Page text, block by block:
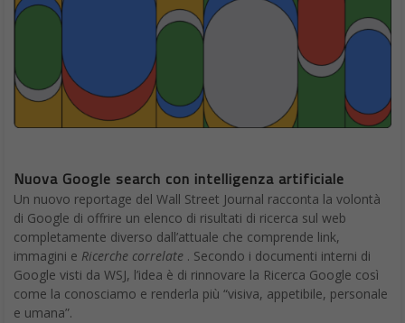
Nuova Google search con intelligenza artificiale
Un nuovo reportage del Wall Street Journal racconta la volontà
di Google di offrire un elenco di risultati di ricerca sul web
completamente diverso dall’attuale che comprende link,
immagini e Ricerche correlate . Secondo i documenti interni di
Google visti da WSJ, l’idea è di rinnovare la Ricerca Google così
come la conosciamo e renderla più “visiva, appetibile, personale
e umana”.